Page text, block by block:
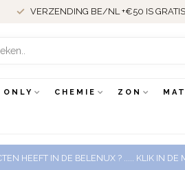
VERZENDING BE/NL +€50 IS
ONLY CHEMIE ZON
HEEFT IN DE BELENUX ? ..... KLIK IN